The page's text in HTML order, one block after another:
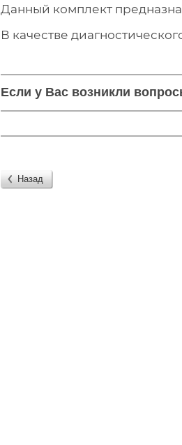
Данный комплект
В качестве
Если у Вас возникли
Назад